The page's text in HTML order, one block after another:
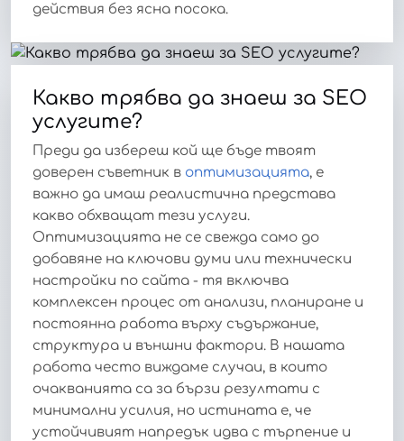
действия без ясна посока.
Какво трябва да знаеш за SEO
услугите?
Преди да избереш кой ще бъде твоят
доверен съветник в оптимизацията, е
важно да имаш реалистична представа
какво обхващат тези услуги.
Оптимизацията не се свежда само до
добавяне на ключови думи или технически
настройки по сайта - тя включва
комплексен процес от анализи, планиране и
постоянна работа върху съдържание,
структура и външни фактори. В нашата
работа често виждаме случаи, в които
очакванията са за бързи резултати с
минимални усилия, но истината е, че
устойчивият напредък идва с търпение и